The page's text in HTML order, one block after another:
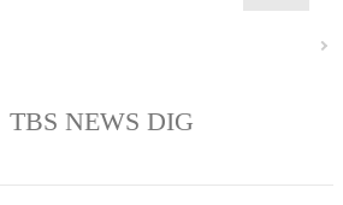
TBS NEWS DIG